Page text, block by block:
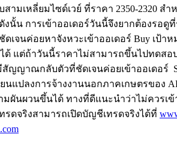
หลี่ยมไซด์เวย์ ที่ราคา 2350-2320 สำ
งนั้น การเข้าออเดอร์วันนี้จึงยากต้องร
ค่อยหาจังหวะเข้าออเดอร์ Buy เป้าห
ด้ แต่ถ้าวันนี้ราคาไม่สามารถขึ้นไปทดส
ญาณกลับตัวที่ชัดเจนค่อยเข้าออเดอร์
ปลงการจ้างงานนอกภาคเกษตรของ
ผันผวนขึ้นได้ ทางที่ดีแนะนำว่าไม่ควรเ
ดจริงสามารถเปิดบัญชีเทรดจริงได้ที่